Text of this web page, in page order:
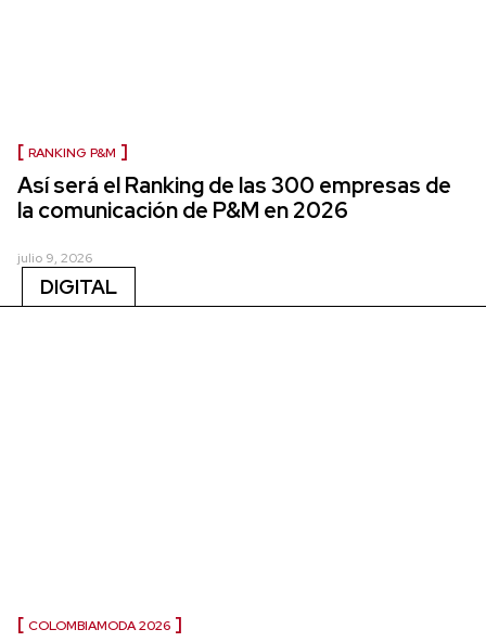
RANKING P&M
Así será el Ranking de las 300 empresas de
la comunicación de P&M en 2026
julio 9, 2026
DIGITAL
COLOMBIAMODA 2026